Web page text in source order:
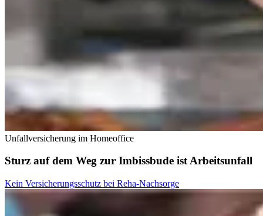
Unfallversicherung im Homeoffice
Sturz auf dem Weg zur Imbissbude ist Arbeitsunfall
Kein Versicherungsschutz bei Reha-Nachsorge